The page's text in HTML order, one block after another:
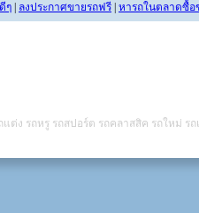
ๆ ลงประกาศขายรถฟรี หารถในตลาดซื้อ
ต่ง รถหรู รถสปอร์ต รถคลาสสิค รถใหม่ รถ